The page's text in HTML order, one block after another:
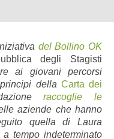
del Bollino OK
degli Stagisti
ai giovani percorsi
della Carta dei
raccoglie le
aziende che hanno
quella di Laura
tempo indeterminato